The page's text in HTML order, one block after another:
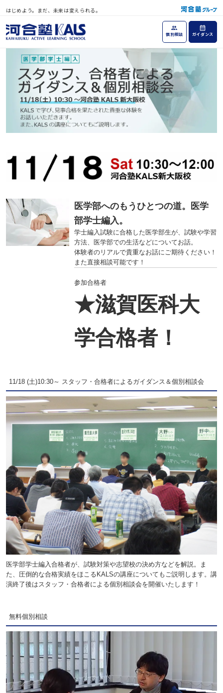
はじめよう。まだ、未来は変えられる。
個別相談 ガイダンス
医学部へのもうひとつの道。医学
部学士編入。
学士編入試験に合格した医学部生が、試験や学習
方法、医学部での生活などについてお話。
体験者のリアルで貴重なお話にご期待ください！
また直接相談可能です！
参加合格者
★滋賀医科大
学合格者！
11/18 (土)10:30～ スタッフ・合格者によるガイダンス＆個別相談会
医学部学士編入合格者が、試験対策や志望校の決め方などを解説。ま
た、圧倒的な合格実績をほこるKALSの講座についてもご説明します。講
演終了後はスタッフ・合格者による個別相談会を開催いたします！
無料個別相談